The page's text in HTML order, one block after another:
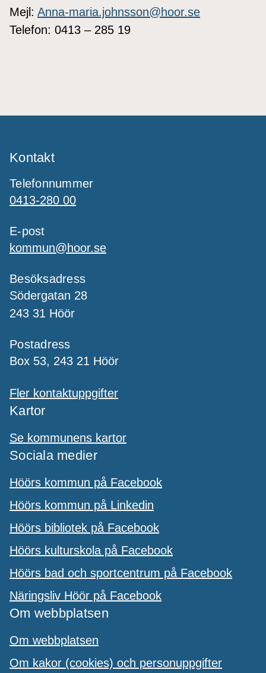
Mejl: Anna-maria.johnsson@hoor.se
Telefon: 0413 – 285 19
Kontakt
Telefonnummer
0413-280 00
E-post
kommun@hoor.se
Besöksadress
Södergatan 28
243 31 Höör
Postadress
Box 53, 243 21 Höör
Fler kontaktuppgifter
Kartor
Se kommunens kartor
Sociala medier
Höörs kommun på Facebook
Höörs kommun på Linkedin
Höörs bibliotek på Facebook
Höörs kulturskola på Facebook
Höörs bad och sportcentrum på Facebook
Näringsliv Höör på Facebook
Om webbplatsen
Om webbplatsen
Om kakor (cookies) och personuppgifter